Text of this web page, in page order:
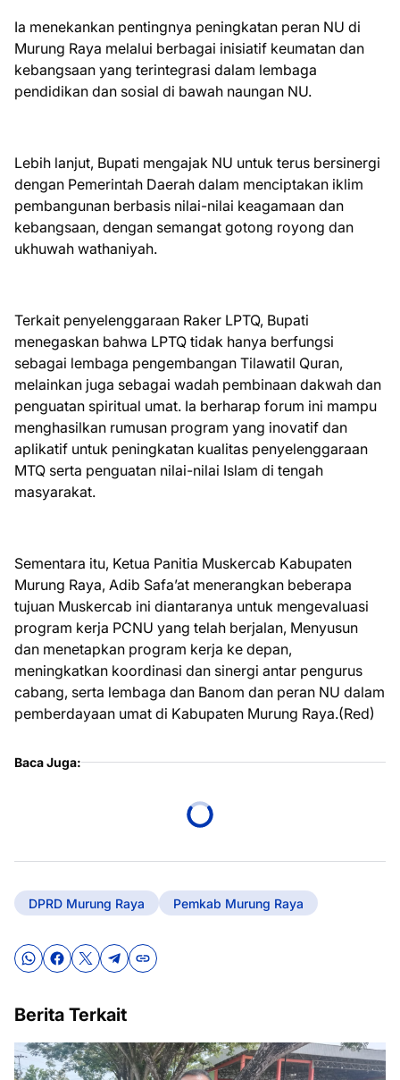
Ia menekankan pentingnya peningkatan peran NU di
Murung Raya melalui berbagai inisiatif keumatan dan
kebangsaan yang terintegrasi dalam lembaga
pendidikan dan sosial di bawah naungan NU.
Lebih lanjut, Bupati mengajak NU untuk terus bersinergi
dengan Pemerintah Daerah dalam menciptakan iklim
pembangunan berbasis nilai-nilai keagamaan dan
kebangsaan, dengan semangat gotong royong dan
ukhuwah wathaniyah.
Terkait penyelenggaraan Raker LPTQ, Bupati
menegaskan bahwa LPTQ tidak hanya berfungsi
sebagai lembaga pengembangan Tilawatil Quran,
melainkan juga sebagai wadah pembinaan dakwah dan
penguatan spiritual umat. Ia berharap forum ini mampu
menghasilkan rumusan program yang inovatif dan
aplikatif untuk peningkatan kualitas penyelenggaraan
MTQ serta penguatan nilai-nilai Islam di tengah
masyarakat.
Sementara itu, Ketua Panitia Muskercab Kabupaten
Murung Raya, Adib Safa’at menerangkan beberapa
tujuan Muskercab ini diantaranya untuk mengevaluasi
program kerja PCNU yang telah berjalan, Menyusun
dan menetapkan program kerja ke depan,
meningkatkan koordinasi dan sinergi antar pengurus
cabang, serta lembaga dan Banom dan peran NU dalam
pemberdayaan umat di Kabupaten Murung Raya.(Red)
Baca Juga:
DPRD Murung Raya Pemkab Murung Raya
Berita Terkait